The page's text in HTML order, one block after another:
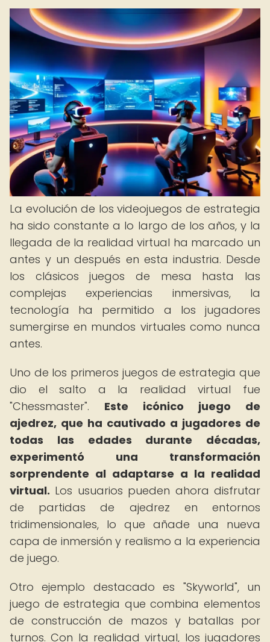
La evolución de los videojuegos de estrategia
ha sido constante a lo largo de los años, y la
llegada de la realidad virtual ha marcado un
antes y un después en esta industria. Desde
los clásicos juegos de mesa hasta las
complejas experiencias inmersivas, la
tecnología ha permitido a los jugadores
sumergirse en mundos virtuales como nunca
antes.
Uno de los primeros juegos de estrategia que
dio el salto a la realidad virtual fue
"Chessmaster". Este icónico juego de
ajedrez, que ha cautivado a jugadores de
todas las edades durante décadas,
experimentó una transformación
sorprendente al adaptarse a la realidad
virtual. Los usuarios pueden ahora disfrutar
de partidas de ajedrez en entornos
tridimensionales, lo que añade una nueva
capa de inmersión y realismo a la experiencia
de juego.
Otro ejemplo destacado es "Skyworld", un
juego de estrategia que combina elementos
de construcción de mazos y batallas por
turnos. Con la realidad virtual, los jugadores